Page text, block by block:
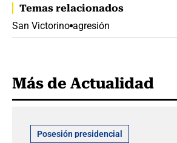
Temas relacionados
San Victorino agresión
Más de Actualidad
Posesión presidencial